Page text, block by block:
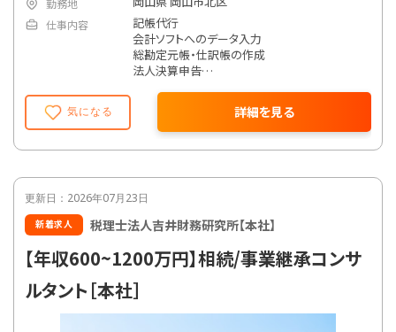
気になる 詳細を見る
勤務地
仕事内容
記帳代行
会計ソフトへのデータ入力
総勘定元帳・仕訳帳の作成
法人決算申告
年末調整
相続税対策
損益計算書作成
株主資本等変動計算書作成
税務調査立会
会社設立支援
更新日：2026年07月23日
新着求人 税理士法人吉井財務研究所【本社】
【年収600~1200万円】相続/事業継承コンサ
ルタント［本社］